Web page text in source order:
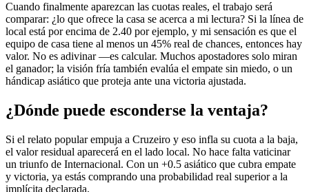
Cuando finalmente aparezcan las cuotas reales, el trabajo será
comparar: ¿lo que ofrece la casa se acerca a mi lectura? Si la línea de
local está por encima de 2.40 por ejemplo, y mi sensación es que el
equipo de casa tiene al menos un 45% real de chances, entonces hay
valor. No es adivinar —es calcular. Muchos apostadores solo miran
el ganador; la visión fría también evalúa el empate sin miedo, o un
hándicap asiático que proteja ante una victoria ajustada.
¿Dónde puede esconderse la ventaja?
Si el relato popular empuja a Cruzeiro y eso infla su cuota a la baja,
el valor residual aparecerá en el lado local. No hace falta vaticinar
un triunfo de Internacional. Con un +0.5 asiático que cubra empate
y victoria, ya estás comprando una probabilidad real superior a la
implícita declarada.